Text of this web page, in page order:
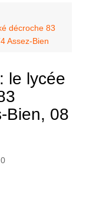
décroche 83
Assez-Bien
le lycée
Bien, 08
0